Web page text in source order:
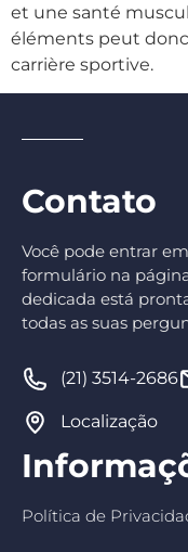
et une santé
éléments peut
carrière sportive.
Contato
Você pode entrar
formulário na
dedicada está
todas as suas
(21) 3514-2686
Localização
Política de